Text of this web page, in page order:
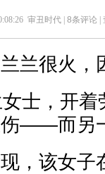
审丑时代 | 8条评论 |
兰很火，
士，开
——而另
，该女子